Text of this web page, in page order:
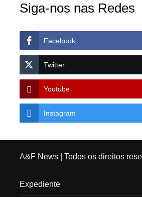
Siga-nos nas Redes
Facebook
Twitter
Youtube
Instagram
A&F News| Todos os direitos
Expediente